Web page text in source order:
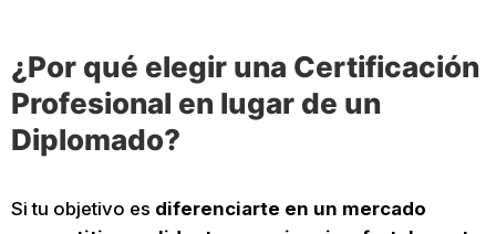
¿Por qué elegir una Certificación
Profesional en lugar de un
Diplomado?
Si tu objetivo es diferenciarte en un mercado